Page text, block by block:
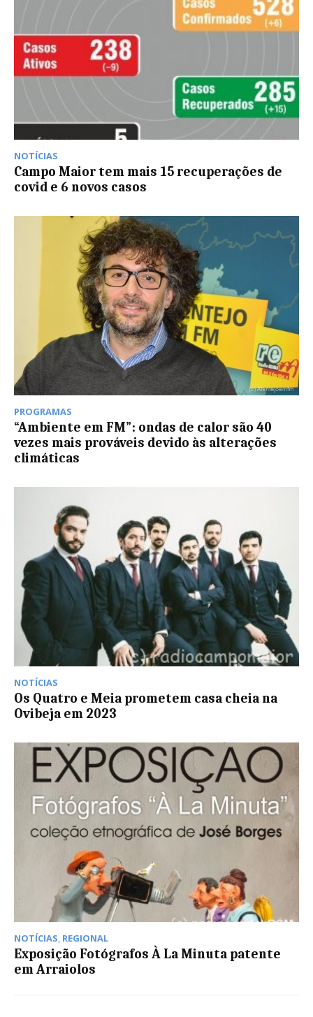
NOTÍCIAS
Campo Maior tem mais 15 recuperações de
covid e 6 novos casos
PROGRAMAS
“Ambiente em FM”: ondas de calor são 40
vezes mais prováveis devido às alterações
climáticas
NOTÍCIAS
Os Quatro e Meia prometem casa cheia na
Ovibeja em 2023
NOTÍCIAS, REGIONAL
Exposição Fotógrafos À La Minuta patente
em Arraiolos